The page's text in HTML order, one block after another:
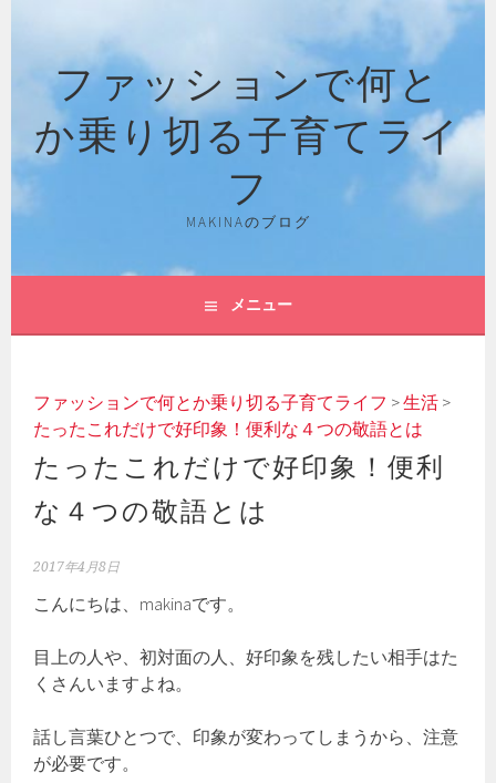
ファッションで何と
か乗り切る子育てライ
フ
MAKINAのブログ
メニュー
ファッションで何とか乗り切る子育てライフ >生活 >
たったこれだけで好印象！便利な４つの敬語とは
たったこれだけで好印象！便利
な４つの敬語とは
2017年4月8日
こんにちは、makinaです。
目上の人や、初対面の人、好印象を残したい相手はた
くさんいますよね。
話し言葉ひとつで、印象が変わってしまうから、注意
が必要です。